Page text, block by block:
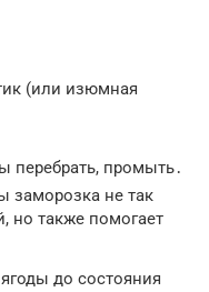
(или изюмная
перебрать, промыть․
заморозка не так
но также помогает
до состояния